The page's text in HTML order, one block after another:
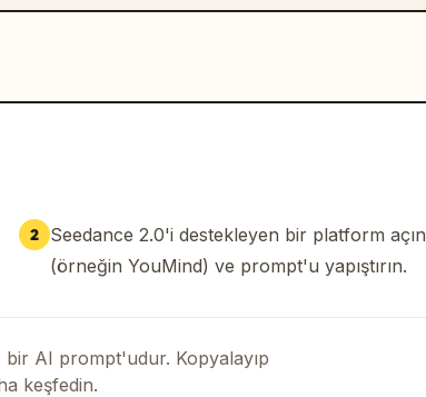
2 Seedance 2.0'i destekleyen bir platform açın
(örneğin YouMind) ve prompt'u yapıştırın.
AI prompt'udur. Kopyalayıp
keşfedin.